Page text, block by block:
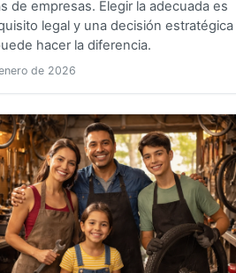
de empresas. Elegir la adecuada es
legal y una decisión estratégica
hacer la diferencia.
de 2026